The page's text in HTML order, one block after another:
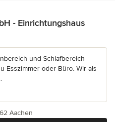
- Einrichtungshaus
und Schlafbereich
Esszimmer oder Büro. Wir als
Aachen